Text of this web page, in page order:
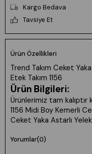
Kargo Bedava
Tavsiye Et
Ürün Özellikleri
Trend Takım Ceket
Etek Takım 1156
Ürün Bilgileri:
Ürünlerimiz tam
1156 Midi Boy Kemerli
Ceket Yaka Astarlı
Uzunluk : Yelek 40-
Yorumlar(0)